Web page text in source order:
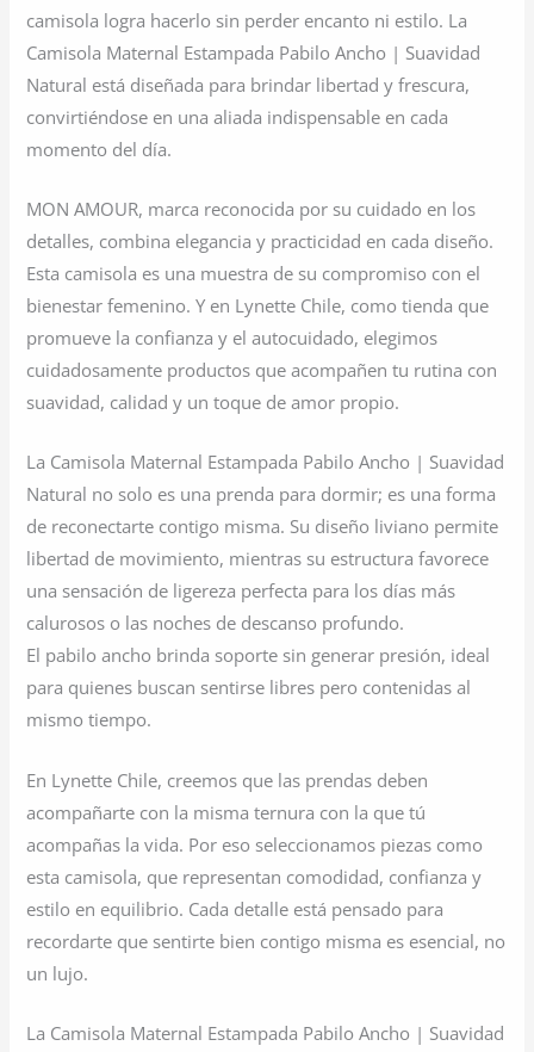
camisola logra hacerlo sin perder encanto ni estilo. La
Camisola Maternal Estampada Pabilo Ancho | Suavidad
Natural está diseñada para brindar libertad y frescura,
convirtiéndose en una aliada indispensable en cada
momento del día.
MON AMOUR, marca reconocida por su cuidado en los
detalles, combina elegancia y practicidad en cada diseño.
Esta camisola es una muestra de su compromiso con el
bienestar femenino. Y en Lynette Chile, como tienda que
promueve la confianza y el autocuidado, elegimos
cuidadosamente productos que acompañen tu rutina con
suavidad, calidad y un toque de amor propio.
La Camisola Maternal Estampada Pabilo Ancho | Suavidad
Natural no solo es una prenda para dormir; es una forma
de reconectarte contigo misma. Su diseño liviano permite
libertad de movimiento, mientras su estructura favorece
una sensación de ligereza perfecta para los días más
calurosos o las noches de descanso profundo.
El pabilo ancho brinda soporte sin generar presión, ideal
para quienes buscan sentirse libres pero contenidas al
mismo tiempo.
En Lynette Chile, creemos que las prendas deben
acompañarte con la misma ternura con la que tú
acompañas la vida. Por eso seleccionamos piezas como
esta camisola, que representan comodidad, confianza y
estilo en equilibrio. Cada detalle está pensado para
recordarte que sentirte bien contigo misma es esencial, no
un lujo.
La Camisola Maternal Estampada Pabilo Ancho | Suavidad